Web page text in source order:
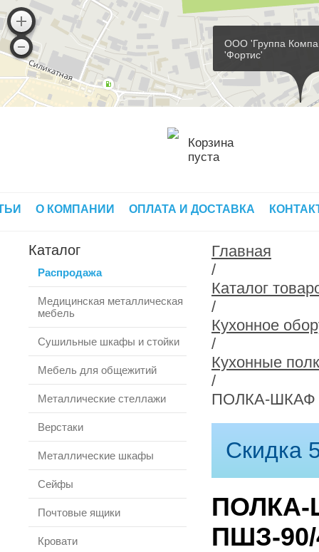
ООО 'Группа
'Фортис'
Корзина
пуста
О КОМПАНИИ ОПЛАТА И ДОСТАВКА
Каталог
Распродажа
Медицинская металлическая
мебель
Сушильные шкафы и стойки
Мебель для общежитий
Металлические стеллажи
Верстаки
Металлические шкафы
Сейфы
Почтовые ящики
Кровати
Главная
/
Каталог
/
Кухонное
/
Кухонные
/
ПОЛКА-ШКАФ
Скидка
ПШЗ-90/